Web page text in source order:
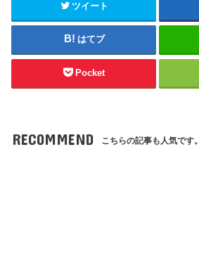
ツイート
はてブ
Pocket
RECOMMEND こちらの記事も人気です。